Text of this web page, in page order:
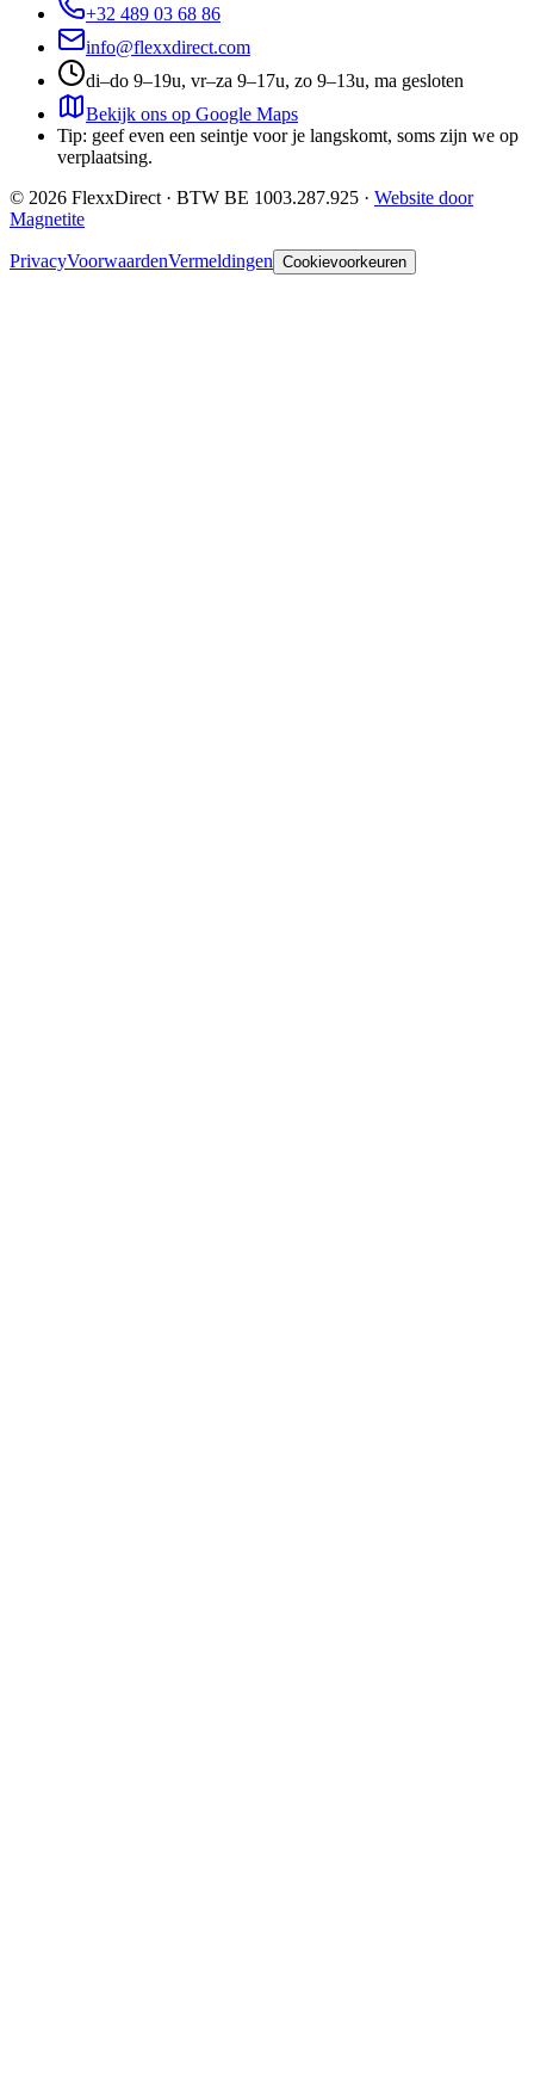
+32 489 03 68 86
info@flexxdirect.com
di–do 9–19u, vr–za 9–17u, zo 9–13u, ma gesloten
Bekijk ons op Google Maps
Tip: geef even een seintje voor je langskomt, soms zijn we op
verplaatsing.
© 2026 FlexxDirect · BTW BE 1003.287.925 · Website door
Magnetite
PrivacyVoorwaardenVermeldingen Cookievoorkeuren